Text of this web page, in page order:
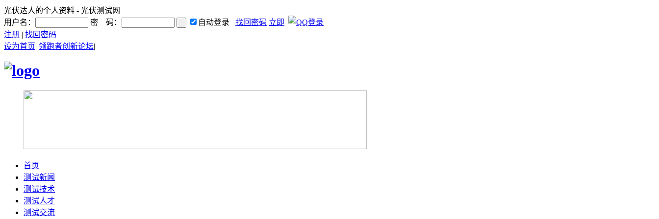
光伏达人的个人资料 - 光伏测试网
用户名：
密 码： 自动登录 找回密码 立即
注册 | 找回密码
设为首页| 领跑者创新论坛|
首页
测试新闻
测试技术
测试人才
测试交流